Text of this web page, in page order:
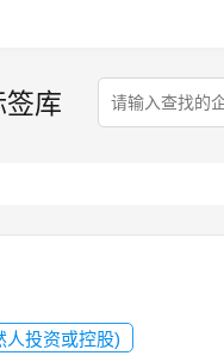
签库
人投资或控股)